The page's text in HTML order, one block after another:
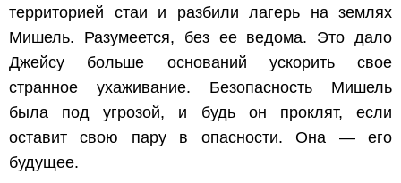
территорией стаи и разбили лагерь на землях
Мишель. Разумеется, без ее ведома. Это дало
Джейсу больше оснований ускорить свое
странное ухаживание. Безопасность Мишель
была под угрозой, и будь он проклят, если
оставит свою пару в опасности. Она — его
будущее.